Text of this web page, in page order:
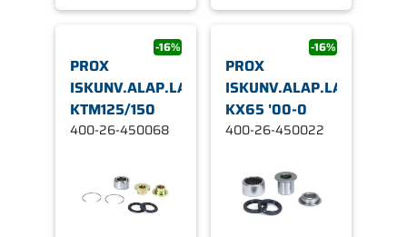
-16%
PROX
ISKUNV.ALAP.LAAKERI.SRJ
KTM125/150
400-26-450068
-16%
PROX
KX65 '00-0
400-26-450022